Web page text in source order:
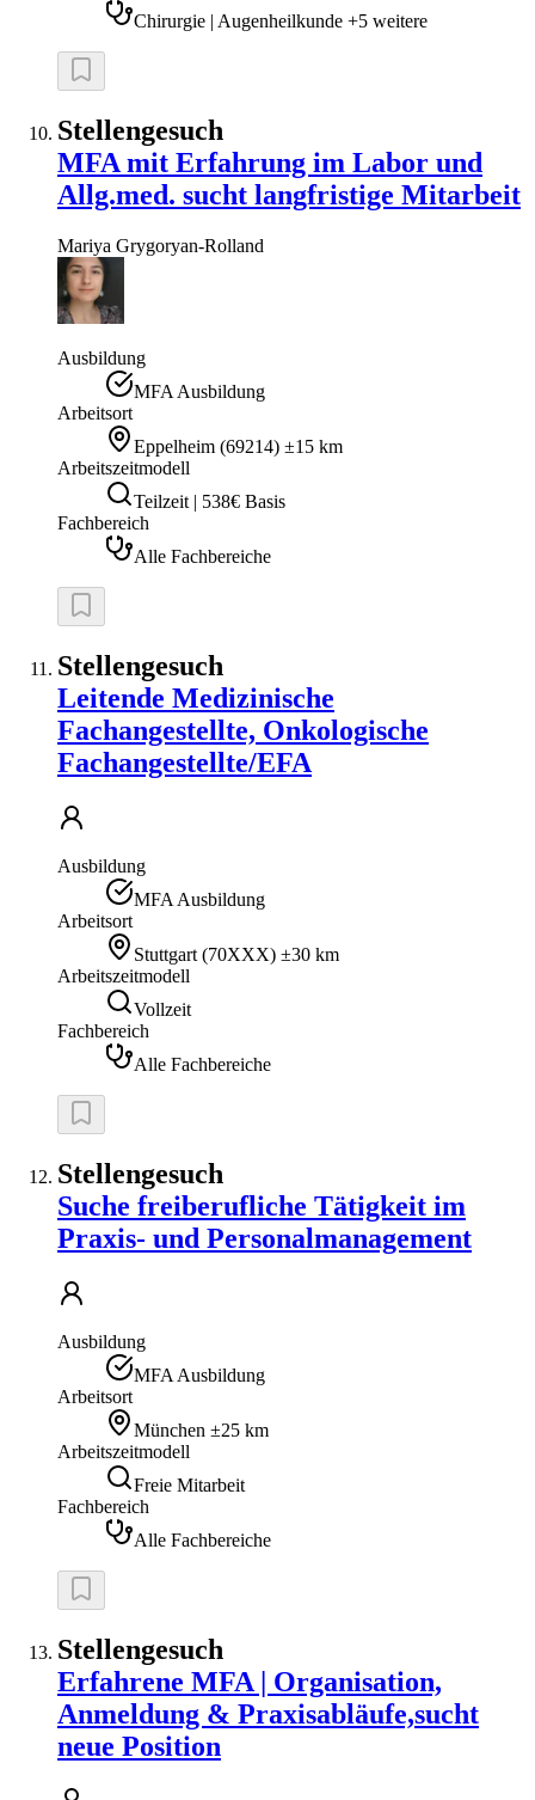
Chirurgie | Augenheilkunde +5 weitere
Stellengesuch
MFA mit Erfahrung im Labor und
Allg.med. sucht langfristige Mitarbeit
Mariya Grygoryan-Rolland
Ausbildung
MFA Ausbildung
Arbeitsort
Eppelheim (69214) ±15 km
Arbeitszeitmodell
Teilzeit | 538€ Basis
Fachbereich
Alle Fachbereiche
Stellengesuch
Leitende Medizinische
Fachangestellte, Onkologische
Fachangestellte/EFA
Ausbildung
MFA Ausbildung
Arbeitsort
Stuttgart (70XXX) ±30 km
Arbeitszeitmodell
Vollzeit
Fachbereich
Alle Fachbereiche
Stellengesuch
Suche freiberufliche Tätigkeit im
Praxis- und Personalmanagement
Ausbildung
MFA Ausbildung
Arbeitsort
München ±25 km
Arbeitszeitmodell
Freie Mitarbeit
Fachbereich
Alle Fachbereiche
Stellengesuch
Erfahrene MFA | Organisation,
Anmeldung & Praxisabläufe,sucht
neue Position